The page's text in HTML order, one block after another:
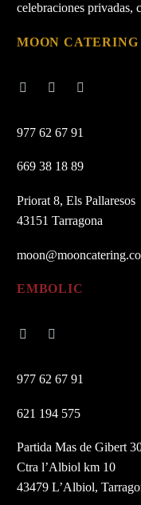
celebraciones privadas,
MOON CATERING
977 62 67 91
669 38 18 89
Priorat 8, Els Pallaresos
43151 Tarragona
EMBOLIC
977 62 67 91
621 194 575
Partida Mas de Gibert
Ctra l’Albiol km 10
43479 L’Albiol,